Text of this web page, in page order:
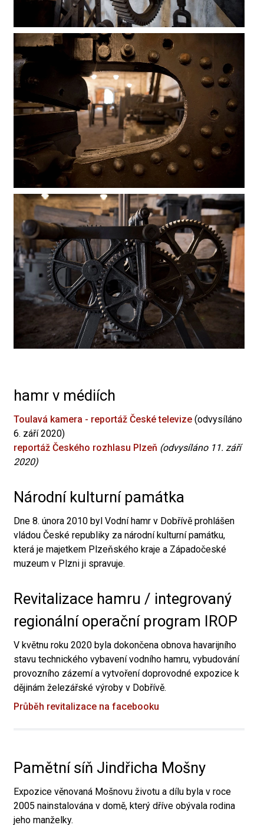
hamr v médiích
Toulavá kamera - reportáž České televize (odvysíláno
6. září 2020)
reportáž Českého rozhlasu Plzeň (odvysíláno 11. září
2020)
Národní kulturní památka
Dne 8. února 2010 byl Vodní hamr v Dobřívě prohlášen
vládou České republiky za národní kulturní památku,
která je majetkem Plzeňského kraje a Západočeské
muzeum v Plzni ji spravuje.
Revitalizace hamru / integrovaný
regionální operační program IROP
V květnu roku 2020 byla dokončena obnova havarijního
stavu technického vybavení vodního hamru, vybudování
provozního zázemí a vytvoření doprovodné expozice k
dějinám železářské výroby v Dobřívě.
Průběh revitalizace na facebooku
Pamětní síň Jindřicha Mošny
Expozice věnovaná Mošnovu životu a dílu byla v roce
2005 nainstalována v domě, který dříve obývala rodina
jeho manželky.